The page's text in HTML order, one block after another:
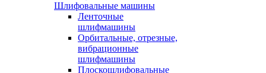
Шлифовальные машины
Ленточные
шлифмашины
Орбитальные, отрезные,
вибрационные
шлифмашины
Плоскошлифовальные